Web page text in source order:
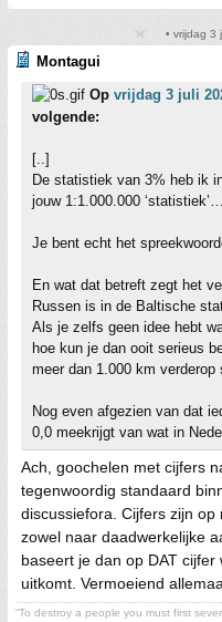
• vrijdag 3
Montagui
Op vrijdag 3 juli
volgende:
[..]
De statistiek van 3% heb ik
jouw 1:1.000.000
Je bent echt het
En wat dat betreft zegt het
Russen is in de Baltische
Als je zelfs geen idee hebt
hoe kun je dan ooit serieus
meer dan 1.000 km verderop
Nog even afgezien van dat
0,0 meekrijgt van wat in
Ach, goochelen met cijfers
tegenwoordig standaard
discussiefora. Cijfers zijn
zowel naar daadwerkelijke
baseert je dan op DAT
uitkomt. Vermoeiend
“To destroy a people you must first